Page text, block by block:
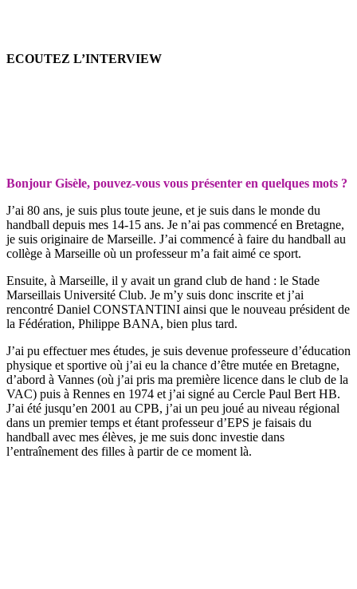
ECOUTEZ L’INTERVIEW
Bonjour Gisèle, pouvez-vous vous présenter en quelques mots ?
J’ai 80 ans, je suis plus toute jeune, et je suis dans le monde du
handball depuis mes 14-15 ans. Je n’ai pas commencé en Bretagne,
je suis originaire de Marseille. J’ai commencé à faire du handball au
collège à Marseille où un professeur m’a fait aimé ce sport.
Ensuite, à Marseille, il y avait un grand club de hand : le Stade
Marseillais Université Club. Je m’y suis donc inscrite et j’ai
rencontré Daniel CONSTANTINI ainsi que le nouveau président de
la Fédération, Philippe BANA, bien plus tard.
J’ai pu effectuer mes études, je suis devenue professeure d’éducation
physique et sportive où j’ai eu la chance d’être mutée en Bretagne,
d’abord à Vannes (où j’ai pris ma première licence dans le club de la
VAC) puis à Rennes en 1974 et j’ai signé au Cercle Paul Bert HB.
J’ai été jusqu’en 2001 au CPB, j’ai un peu joué au niveau régional
dans un premier temps et étant professeur d’EPS je faisais du
handball avec mes élèves, je me suis donc investie dans
l’entraînement des filles à partir de ce moment là.